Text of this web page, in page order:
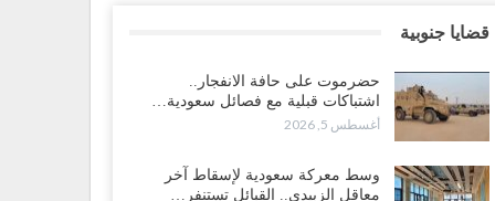
على ملفات المال والنفط..!
5, 2026
الحظر البحري يعيد رسم خرائط الشحن إلى
ناقلات النفط تلتف حول أفريقيا وسفن تعلن: “لا
قضايا جنوبية
حضرموت على حافة الانفجار..
اشتباكات قبلية مع فصائل سعودية…
أغسطس 5, 2026
وسط معركة سعودية لإسقاط آخر
معاقل الزبيدي.. القبائل تستنفر…